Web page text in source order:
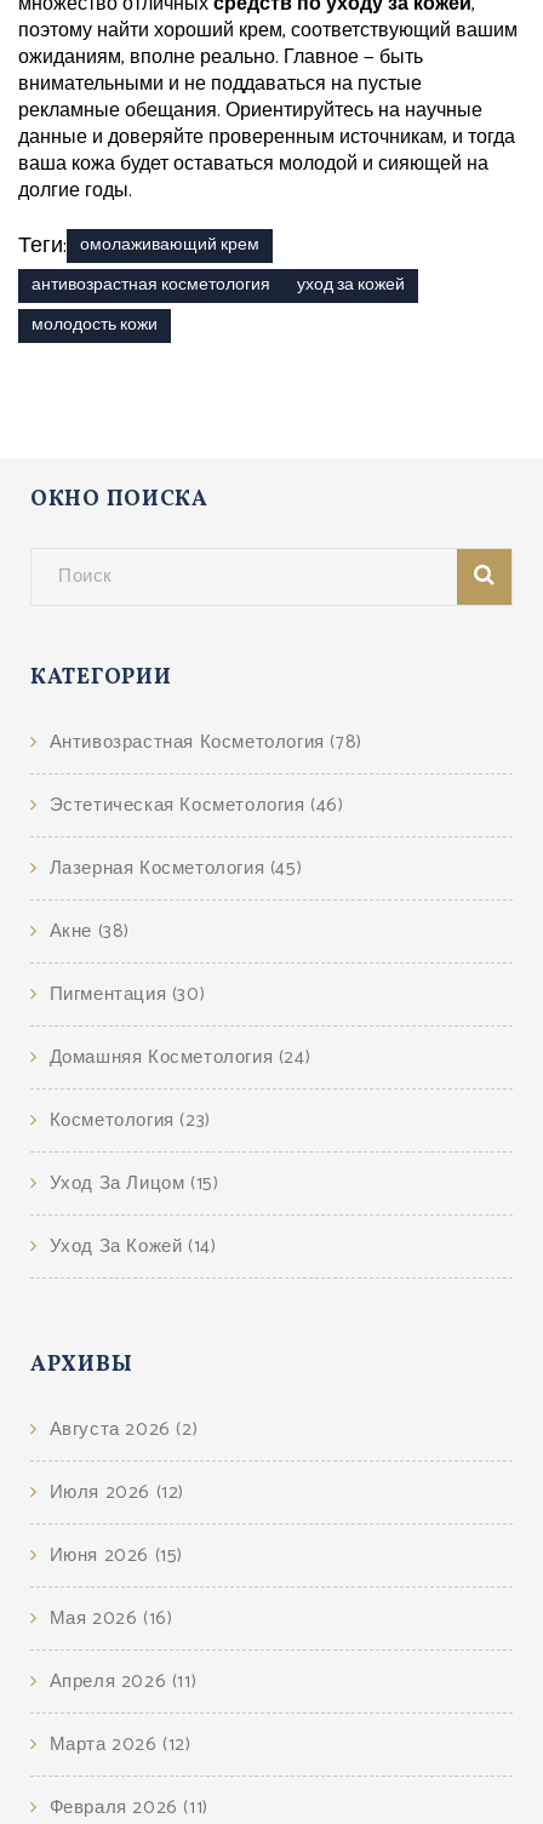
поэтому найти хороший крем, соответствующий вашим
ожиданиям, вполне реально. Главное — быть
внимательными и не поддаваться на пустые
рекламные обещания. Ориентируйтесь на научные
данные и доверяйте проверенным источникам, и тогда
ваша кожа будет оставаться молодой и сияющей на
долгие годы.
Теги: омолаживающий крем
антивозрастная косметология
уход за кожей
молодость кожи
ОКНО ПОИСКА
КАТЕГОРИИ
Антивозрастная Косметология (78)
Эстетическая Косметология (46)
Лазерная Косметология (45)
Акне (38)
Пигментация (30)
Домашняя Косметология (24)
Косметология (23)
Уход За Лицом (15)
Уход За Кожей (14)
АРХИВЫ
Августа 2026 (2)
Июля 2026 (12)
Июня 2026 (15)
Мая 2026 (16)
Апреля 2026 (11)
Марта 2026 (12)
Февраля 2026 (11)